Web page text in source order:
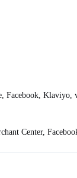
Facebook,
Center,